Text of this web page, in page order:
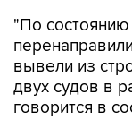
"По состоянию
вывели из
двух судов в
говорится в